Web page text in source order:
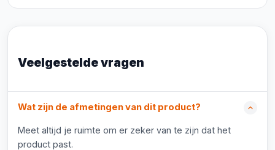
Veelgestelde vragen
Wat zijn de afmetingen van dit product?
Meet altijd je ruimte om er zeker van te zijn dat het
product past.